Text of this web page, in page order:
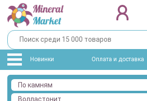
Новинки Оплата и доставка